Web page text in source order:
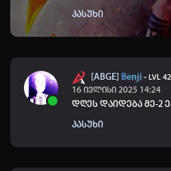
პასუხი
[ABGE] Benji - LVL 42
16 ივლისი 2025 14:24
დღეს დაიდება მე-2
პასუხი